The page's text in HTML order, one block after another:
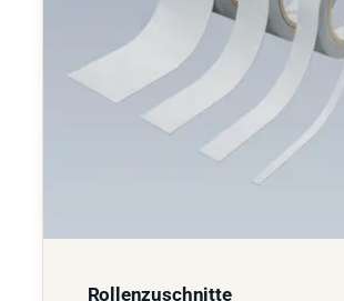
Rollenzuschnitte